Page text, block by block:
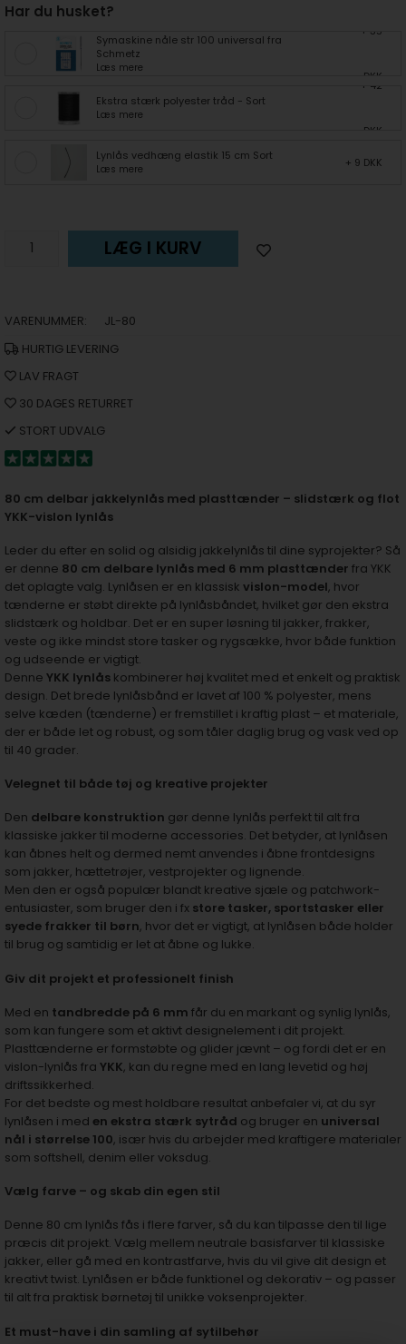
Har du husket?
Symaskine nåle str 100 universal fra
Schmetz
Læs mere
+ 35
DKK
Ekstra stærk polyester tråd - Sort
Læs mere
+ 42
DKK
Lynlås vedhæng elastik 15 cm Sort
Læs mere + 9 DKK
LÆG I KURV
VARENUMMER:
JL-80
HURTIG LEVERING
LAV FRAGT
30 DAGES RETURRET
STORT UDVALG
80 cm delbar jakkelynlås med plasttænder – slidstærk og flot
YKK-vislon lynlås
Leder du efter en solid og alsidig jakkelynlås til dine syprojekter? Så
er denne 80 cm delbare lynlås med 6 mm plasttænder fra YKK
det oplagte valg. Lynlåsen er en klassisk vislon-model, hvor
tænderne er støbt direkte på lynlåsbåndet, hvilket gør den ekstra
slidstærk og holdbar. Det er en super løsning til jakker, frakker,
veste og ikke mindst store tasker og rygsække, hvor både funktion
og udseende er vigtigt.
Denne YKK lynlås kombinerer høj kvalitet med et enkelt og praktisk
design. Det brede lynlåsbånd er lavet af 100 % polyester, mens
selve kæden (tænderne) er fremstillet i kraftig plast – et materiale,
der er både let og robust, og som tåler daglig brug og vask ved op
til 40 grader.
Velegnet til både tøj og kreative projekter
Den delbare konstruktion gør denne lynlås perfekt til alt fra
klassiske jakker til moderne accessories. Det betyder, at lynlåsen
kan åbnes helt og dermed nemt anvendes i åbne frontdesigns
som jakker, hættetrøjer, vestprojekter og lignende.
Men den er også populær blandt kreative sjæle og patchwork-
entusiaster, som bruger den i fx store tasker, sportstasker eller
syede frakker til børn, hvor det er vigtigt, at lynlåsen både holder
til brug og samtidig er let at åbne og lukke.
Giv dit projekt et professionelt finish
Med en tandbredde på 6 mm får du en markant og synlig lynlås,
som kan fungere som et aktivt designelement i dit projekt.
Plasttænderne er formstøbte og glider jævnt – og fordi det er en
vislon-lynlås fra YKK, kan du regne med en lang levetid og høj
driftssikkerhed.
For det bedste og mest holdbare resultat anbefaler vi, at du syr
lynlåsen i med en ekstra stærk sytråd og bruger en universal
nål i størrelse 100, især hvis du arbejder med kraftigere materialer
som softshell, denim eller voksdug.
Vælg farve – og skab din egen stil
Denne 80 cm lynlås fås i flere farver, så du kan tilpasse den til lige
præcis dit projekt. Vælg mellem neutrale basisfarver til klassiske
jakker, eller gå med en kontrastfarve, hvis du vil give dit design et
kreativt twist. Lynlåsen er både funktionel og dekorativ – og passer
til alt fra praktisk børnetøj til unikke voksenprojekter.
Et must-have i din samling af sytilbehør